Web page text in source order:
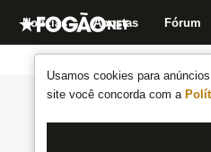
Usamos cookies para
site você concorda com a
Notícias Apostas Fórum